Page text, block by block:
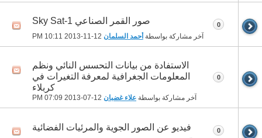
صور القمر الصناعي Sky Sat-1
آخر مشاركة بواسطة أحمد السلمان 10:11 PM
0
الاستفادة من بيانات التحسس النائي ونظم
المعلومات الجغرافية لمعرفة التغيرات في
كربلاء
آخر مشاركة بواسطة علاء غضبان 07:09 PM
0
فيديو عن الصور الجوية والمرئيات الفضائية 0